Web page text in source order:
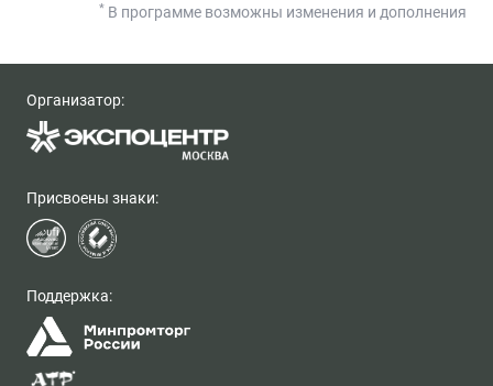
* В программе возможны изменения и дополнения
Организатор:
Присвоены знаки:
Поддержка: